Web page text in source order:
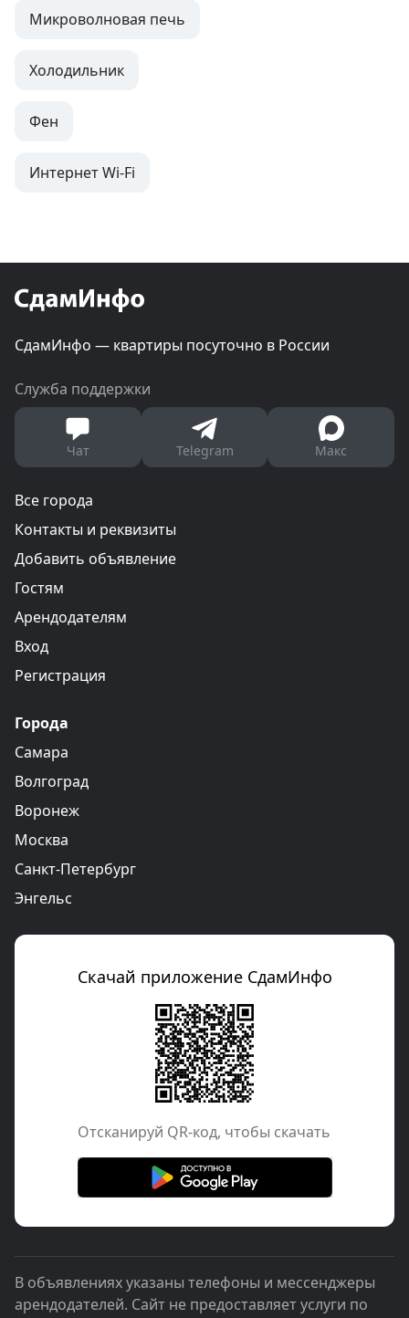
Микроволновая печь
Холодильник
Фен
Интернет Wi-Fi
СдамИнфо — квартиры посуточно в России
Служба поддержки
Чат Telegram Макс
Все города
Контакты и реквизиты
Добавить объявление
Гостям
Арендодателям
Вход
Регистрация
Города
Самара
Волгоград
Воронеж
Москва
Санкт-Петербург
Энгельс
Скачай приложение СдамИнфо
Отcканируй QR-код, чтобы скачать
В объявлениях указаны телефоны и мессенджеры
арендодателей. Сайт не предоставляет услуги по